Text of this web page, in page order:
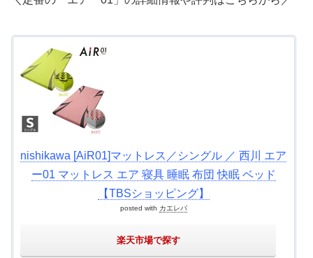
nishikawa [AiR01]マットレス／シングル ／ 西川 エア
ー01 マットレス エア 寝具 睡眠 布団 快眠 ベッド
【TBSショッピング】
posted with カエレバ
楽天市場で探す